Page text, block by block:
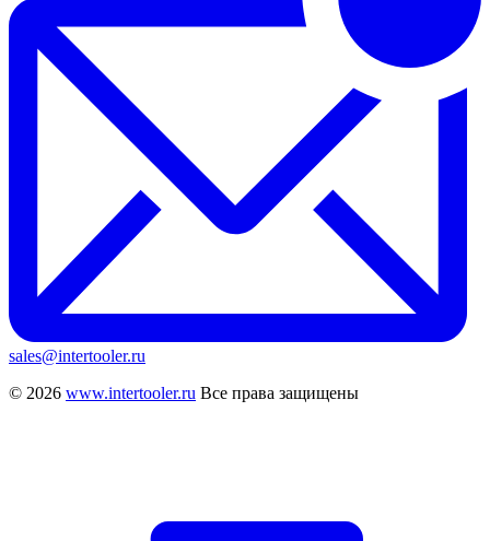
sales@intertooler.ru
© 2026 www.intertooler.ru Все права защищены